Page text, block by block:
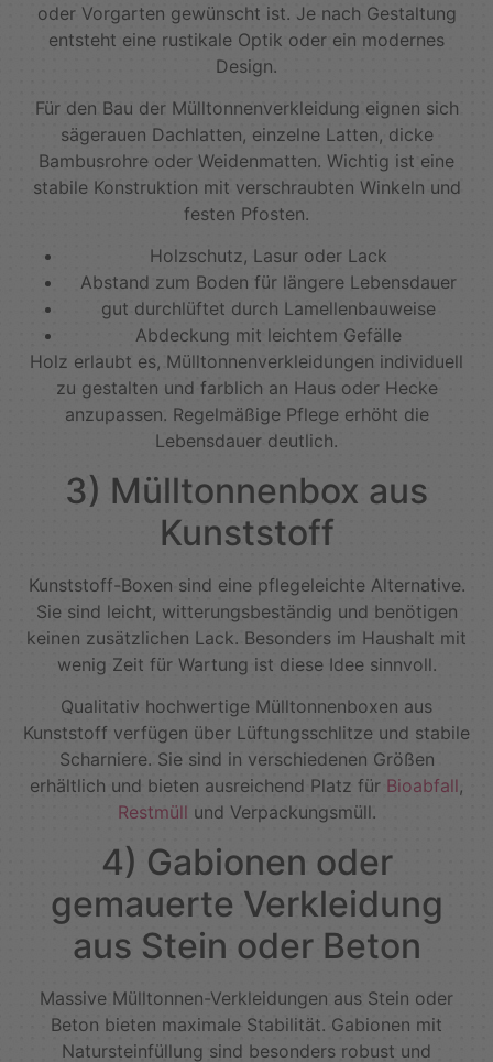
oder Vorgarten gewünscht ist. Je nach Gestaltung
entsteht eine rustikale Optik oder ein modernes
Design.
Für den Bau der Mülltonnenverkleidung eignen sich
sägerauen Dachlatten, einzelne Latten, dicke
Bambusrohre oder Weidenmatten. Wichtig ist eine
stabile Konstruktion mit verschraubten Winkeln und
festen Pfosten.
Holzschutz, Lasur oder Lack
Abstand zum Boden für längere Lebensdauer
gut durchlüftet durch Lamellenbauweise
Abdeckung mit leichtem Gefälle
Holz erlaubt es, Mülltonnenverkleidungen individuell
zu gestalten und farblich an Haus oder Hecke
anzupassen. Regelmäßige Pflege erhöht die
Lebensdauer deutlich.
3) Mülltonnenbox aus
Kunststoff
Kunststoff-Boxen sind eine pflegeleichte Alternative.
Sie sind leicht, witterungsbeständig und benötigen
keinen zusätzlichen Lack. Besonders im Haushalt mit
wenig Zeit für Wartung ist diese Idee sinnvoll.
Qualitativ hochwertige Mülltonnenboxen aus
Kunststoff verfügen über Lüftungsschlitze und stabile
Scharniere. Sie sind in verschiedenen Größen
erhältlich und bieten ausreichend Platz für Bioabfall,
Restmüll und Verpackungsmüll.
4) Gabionen oder
gemauerte Verkleidung
aus Stein oder Beton
Massive Mülltonnen-Verkleidungen aus Stein oder
Beton bieten maximale Stabilität. Gabionen mit
Natursteinfüllung sind besonders robust und